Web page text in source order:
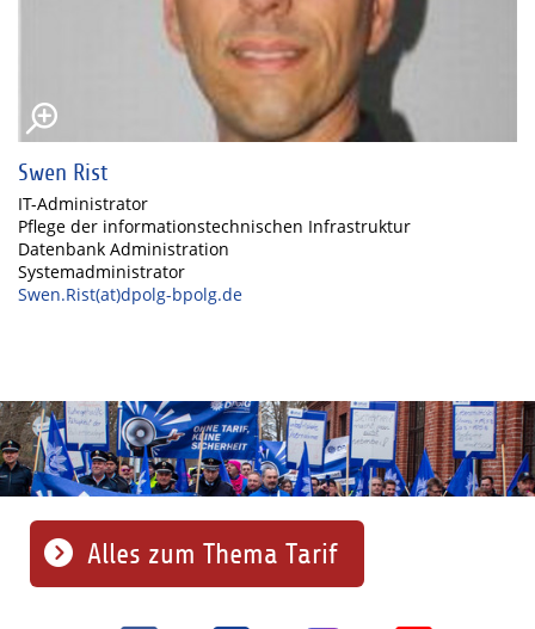
Swen Rist
IT-Administrator
Pflege der informationstechnischen Infrastruktur
Datenbank Administration
Systemadministrator
Swen.Rist(at)dpolg-bpolg.de
Alles zum Thema Tarif